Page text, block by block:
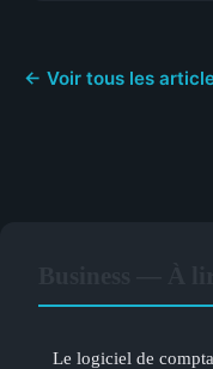
← Voir tous les
Le logiciel de